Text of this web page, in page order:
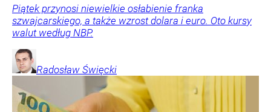
Piątek przynosi niewielkie osłabienie franka
szwajcarskiego, a także wzrost dolara i euro. Oto kursy
walut według NBP.
Radosław Święcki